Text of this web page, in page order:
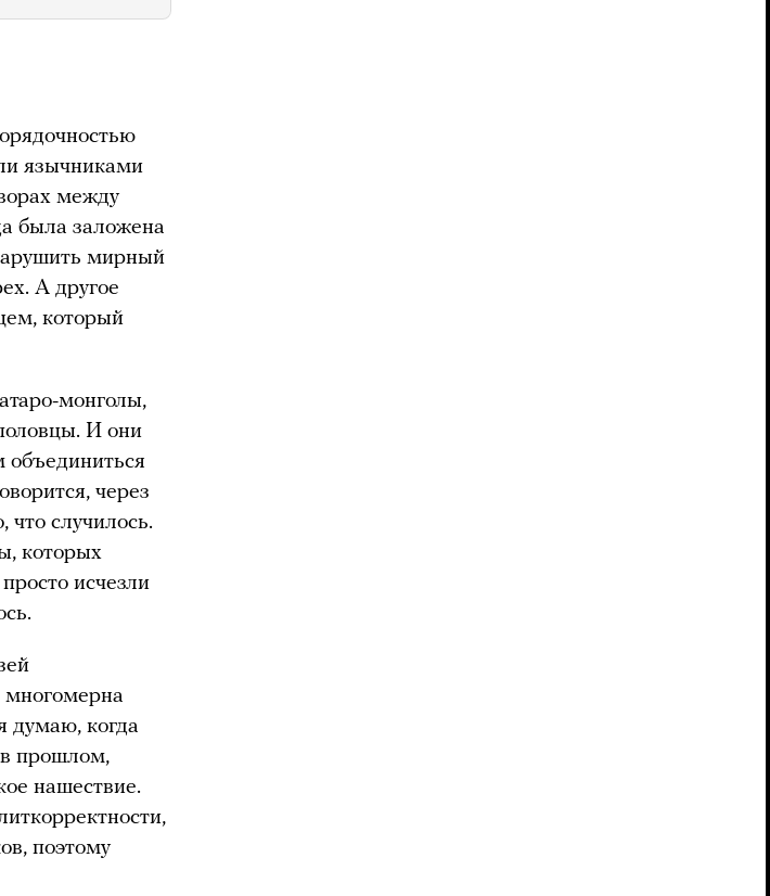
язычниками
между
была заложена
мирный
А другое
который
монголы,
И они
объединиться
через
что случилось.
которых
исчезли
многомерна
думаю, когда
в прошлом,
нашествие.
поэтому